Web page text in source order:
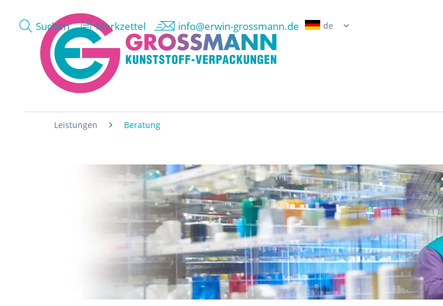
Suchen Merkzettel info@erwin-grossmann.de
Leistungen Beratung